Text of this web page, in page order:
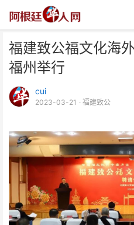
福建致公福文化海
福州举行
cui
2023-03-21 · 福建致公
福建致公福文化海外宣
式在福州举行